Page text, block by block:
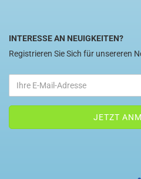
INTERESSE AN NEUIGKEITEN?
Registrieren Sie Sich für unsereren